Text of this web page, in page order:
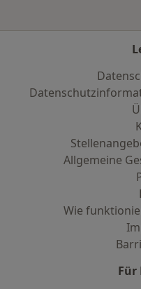
Allgemeine
Wie
Für